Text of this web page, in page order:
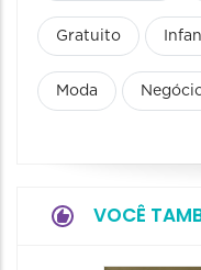
Gratuito
Moda
VOCÊ